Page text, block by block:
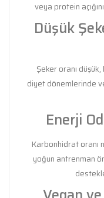
veya protein
Düşük
Şeker oranı
diyet dönemlerinde
Enerji
Karbonhidrat oranı
yoğun antrenman